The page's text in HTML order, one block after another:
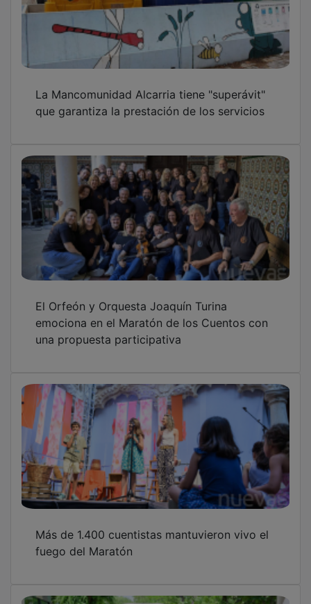
El Orfeón y Orquesta Joaquín Turina
emociona en el Maratón de los Cuentos con
una propuesta participativa
Más de 1.400 cuentistas mantuvieron vivo el
fuego del Maratón
Éxito en la III Marcha Solidaria Down de
Guadalajara
OTRAS NOTICIAS